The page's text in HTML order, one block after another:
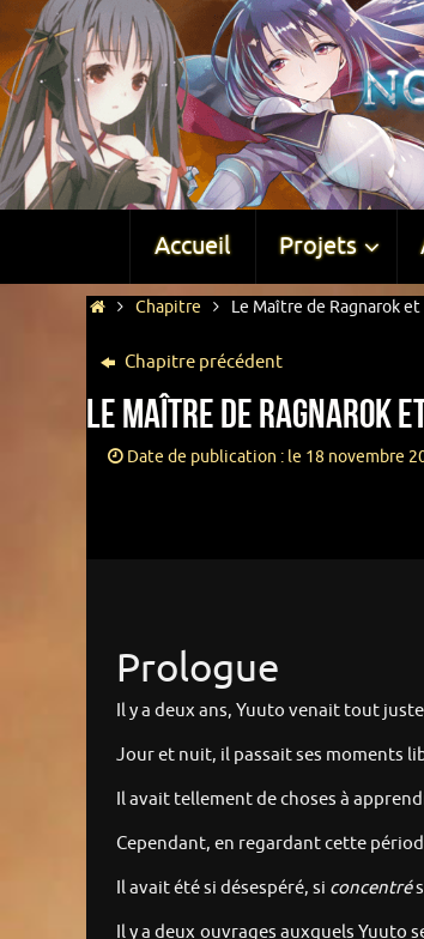
Accueil Projets
Chapitre Le Maître de Ragnarok
Chapitre précédent
Le Maître de Ragnarok
Date de publication : le 18 novembre
Prologue
Il y a deux ans, Yuuto venait tout
Jour et nuit, il passait ses moments
Il avait tellement de choses à
Cependant, en regardant cette
Il avait été si désespéré, si concentré
Il y a deux ouvrages auxquels